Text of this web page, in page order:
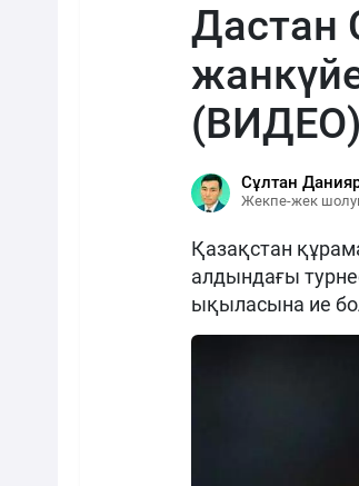
Дастан
(ВИДЕО)
Сұлтан
Жекпе-жек
Қазақстан
алдындағы
ықыласына ие